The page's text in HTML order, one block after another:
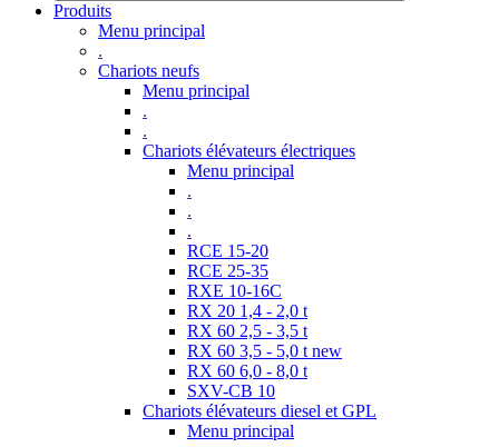
Produits
Menu principal
.
Chariots neufs
Menu principal
.
.
Chariots élévateurs électriques
Menu principal
.
.
.
RCE 15-20
RCE 25-35
RXE 10-16C
RX 20 1,4 - 2,0 t
RX 60 2,5 - 3,5 t
RX 60 3,5 - 5,0 t new
RX 60 6,0 - 8,0 t
SXV-CB 10
Chariots élévateurs diesel et GPL
Menu principal